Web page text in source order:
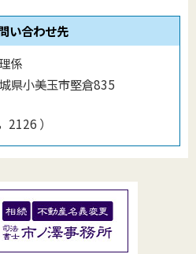
い合わせ先
係
県小美玉市堅倉835
2126 ）